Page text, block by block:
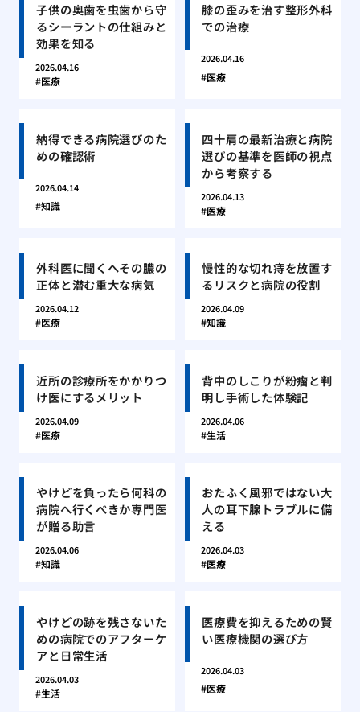
子供の奥歯を虫歯から守
るシーラントの仕組みと
効果を知る
2026.04.16
医療
膝の歪みを治す整形外科
での治療
2026.04.16
医療
納得できる病院選びのた
めの確認術
2026.04.14
知識
四十肩の最新治療と病院
選びの基準を医師の視点
から考察する
2026.04.13
医療
外科医に聞くへその膿の
正体と潜む重大な病気
2026.04.12
医療
慢性的な切れ痔を放置す
るリスクと病院の役割
2026.04.09
知識
近所の診療所をかかりつ
け医にするメリット
2026.04.09
医療
背中のしこりが粉瘤と判
明し手術した体験記
2026.04.06
生活
やけどを負ったら何科の
病院へ行くべきか専門医
が贈る助言
2026.04.06
知識
おたふく風邪ではない大
人の耳下腺トラブルに備
える
2026.04.03
医療
やけどの跡を残さないた
めの病院でのアフターケ
アと日常生活
2026.04.03
生活
医療費を抑えるための賢
い医療機関の選び方
2026.04.03
医療